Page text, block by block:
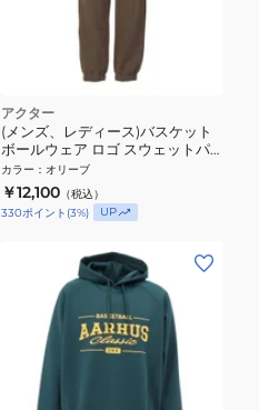
アクター
(メンズ、レディース)バスケット
ボールウェア ロゴ スウェットパ
ンツ 225-025020 OL
カラー ： オリーブ
￥12,100 （税込）
330ポイント (3%) UP